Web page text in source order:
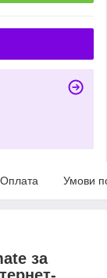
Оплата Умови
за